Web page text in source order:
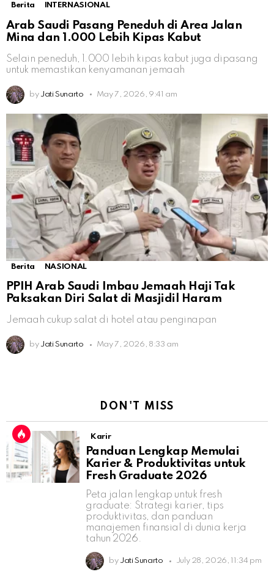
Berita INTERNASIONAL
Arab Saudi Pasang Peneduh di Area Jalan
Mina dan 1.000 Lebih Kipas Kabut
Selain peneduh, 1.000 lebih kipas kabut juga dipasang
untuk memastikan kenyamanan jemaah
by Jati Sunarto May 7, 2026, 9:41 am
Berita NASIONAL
PPIH Arab Saudi Imbau Jemaah Haji Tak
Paksakan Diri Salat di Masjidil Haram
Jemaah cukup salat di hotel atau penginapan
by Jati Sunarto May 7, 2026, 8:33 am
DON'T MISS
Karir
Panduan Lengkap Memulai
Karier & Produktivitas untuk
Fresh Graduate 2026
Peta jalan lengkap untuk fresh
graduate: Strategi karier, tips
produktivitas, dan panduan
manajemen finansial di dunia kerja
tahun 2026.
by Jati Sunarto July 28, 2026, 11:34 pm